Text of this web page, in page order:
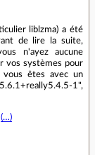
liblzma) a été
de lire la suite,
n'ayez aucune
vos systèmes pour
vous êtes avec un
1",
(…)